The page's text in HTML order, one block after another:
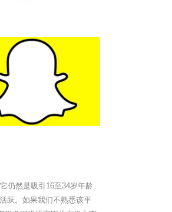
仍然是吸引16至34岁年龄
跃。如果我们不熟悉该平